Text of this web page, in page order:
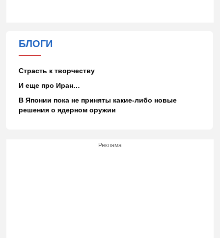
БЛОГИ
Страсть к творчеству
И еще про Иран…
В Японии пока не приняты какие-либо новые
решения о ядерном оружии
Реклама